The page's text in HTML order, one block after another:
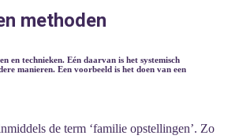
methoden
en technieken. Eén daarvan is het systemisch
manieren. Een voorbeeld is het doen van een
de term ‘familie opstellingen’. Zo